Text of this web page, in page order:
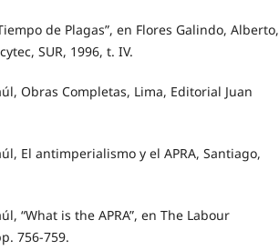
de Plagas”, en Flores Galindo, Alberto,
SUR, 1996, t. IV.
Obras Completas, Lima, Editorial Juan
El antimperialismo y el APRA, Santiago,
“What is the APRA”, en The Labour
756-759.